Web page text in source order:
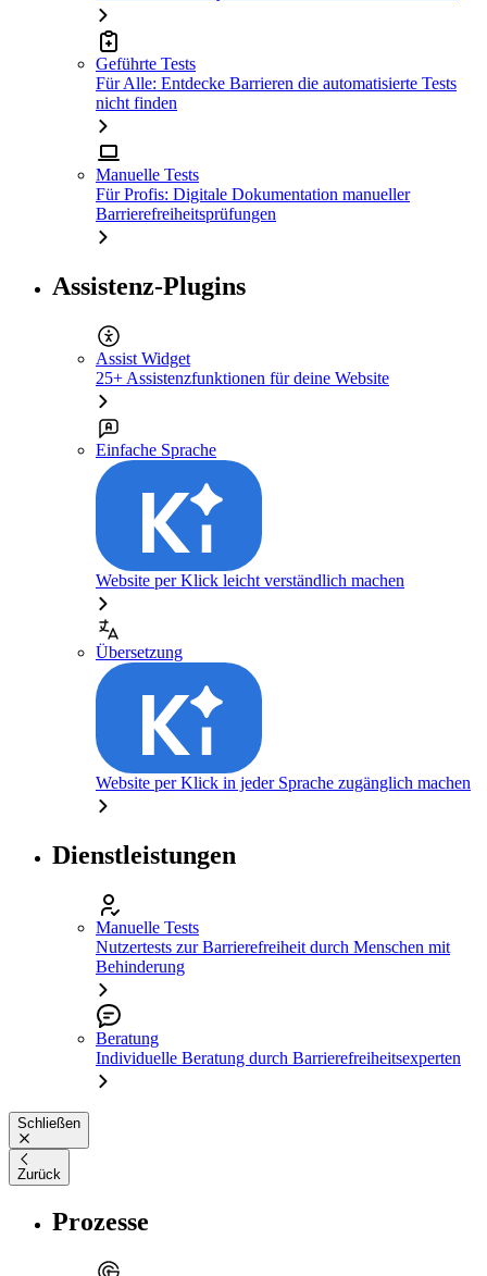
Geführte Tests
Für Alle: Entdecke Barrieren die automatisierte Tests
nicht finden
Manuelle Tests
Für Profis: Digitale Dokumentation manueller
Barrierefreiheitsprüfungen
Assistenz-Plugins
Assist Widget
25+ Assistenzfunktionen für deine Website
Einfache Sprache
Website per Klick leicht verständlich machen
Übersetzung
Website per Klick in jeder Sprache zugänglich machen
Dienstleistungen
Manuelle Tests
Nutzertests zur Barrierefreiheit durch Menschen mit
Behinderung
Beratung
Individuelle Beratung durch Barrierefreiheitsexperten
Schließen
Zurück
Prozesse